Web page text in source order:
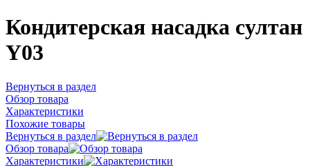
Кондитерская насадка султан
Y03
Вернуться в раздел
Обзор товара
Характеристики
Похожие товары
Вернуться в раздел
Обзор товара
Характеристики